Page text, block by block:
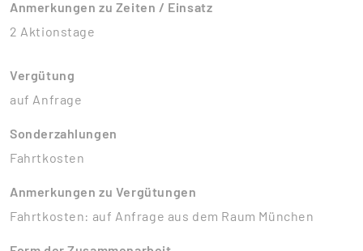
Anmerkungen zu Zeiten / Einsatz
2 Aktionstage
Vergütung
auf Anfrage
Sonderzahlungen
Fahrtkosten
Anmerkungen zu Vergütungen
Fahrtkosten: auf Anfrage aus dem Raum München